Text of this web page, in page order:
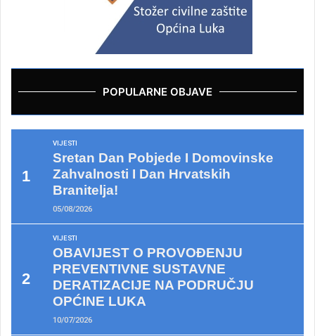
POPULARNE OBJAVE
VIJESTI
Sretan Dan Pobjede I Domovinske
Zahvalnosti I Dan Hrvatskih
Branitelja!
05/08/2026
VIJESTI
OBAVIJEST O PROVOĐENJU
PREVENTIVNE SUSTAVNE
DERATIZACIJE NA PODRUČJU
OPĆINE LUKA
10/07/2026